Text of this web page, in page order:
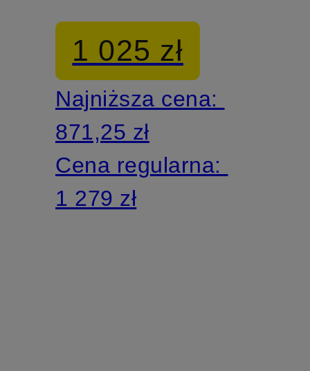
platformie
1 025 zł
Najniższa cena:
871,25 zł
Cena regularna:
1 279 zł